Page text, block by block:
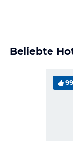
Beliebte